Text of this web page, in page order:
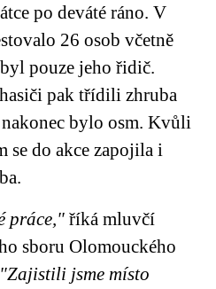
po deváté ráno. V
26 osob včetně
pouze jeho řidič.
pak třídili zhruba
bylo osm. Kvůli
se do akce zapojila i
práce," říká mluvčí
sboru Olomouckého
"Zajistili jsme místo